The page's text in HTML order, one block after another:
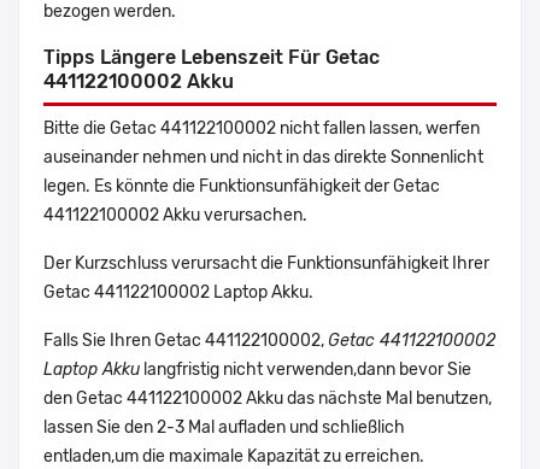
bezogen werden.
Tipps Längere Lebenszeit Für Getac
441122100002 Akku
Bitte die Getac 441122100002 nicht fallen lassen, werfen
auseinander nehmen und nicht in das direkte Sonnenlicht
legen. Es könnte die Funktionsunfähigkeit der Getac
441122100002 Akku verursachen.
Der Kurzschluss verursacht die Funktionsunfähigkeit Ihrer
Getac 441122100002 Laptop Akku.
Falls Sie Ihren Getac 441122100002, Getac 441122100002
Laptop Akku langfristig nicht verwenden,dann bevor Sie
den Getac 441122100002 Akku das nächste Mal benutzen,
lassen Sie den 2-3 Mal aufladen und schließlich
entladen,um die maximale Kapazität zu erreichen.